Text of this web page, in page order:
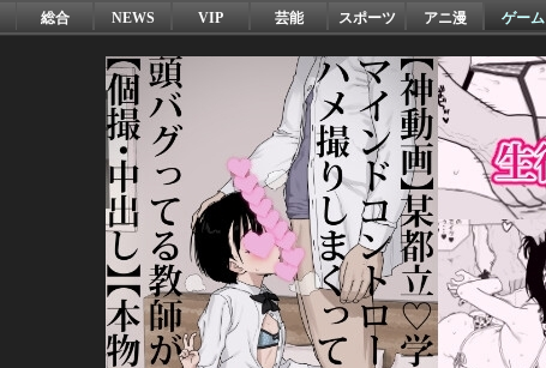
総合 NEWS VIP 芸能 スポーツ アニ漫 ゲーム